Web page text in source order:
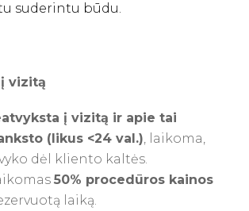
suderintu būdu.
vizitą
į vizitą ir apie tai
(likus <24 val.), laikoma,
dėl kliento kaltės.
50% procedūros kainos
laiką.